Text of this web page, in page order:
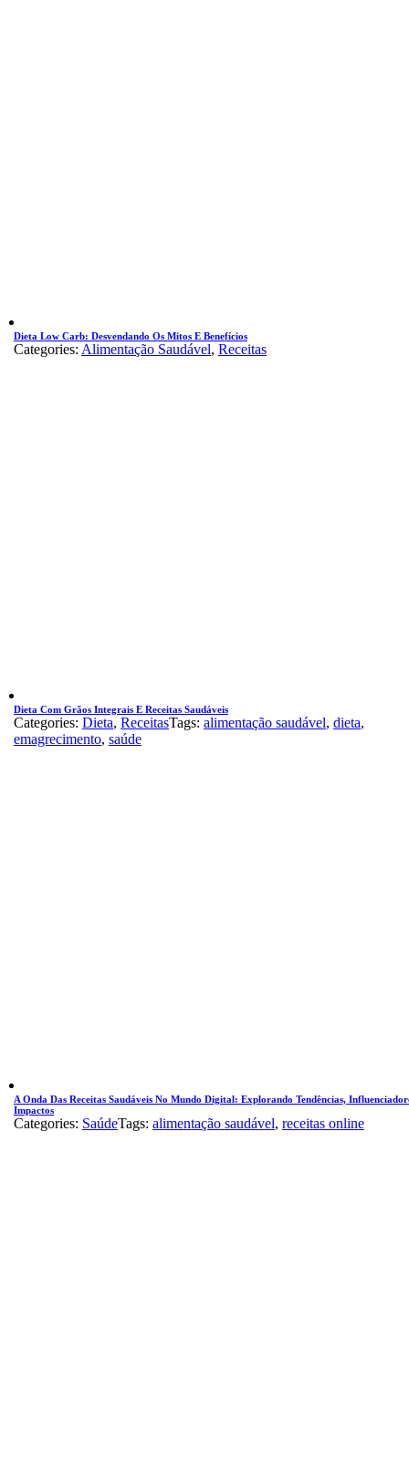
Dieta Low Carb: Desvendando Os Mitos E Benefícios
Categories: Alimentação Saudável, Receitas
Dieta Com Grãos Integrais E Receitas Saudáveis
Categories: Dieta, ReceitasTags: alimentação saudável, dieta,
emagrecimento, saúde
A Onda Das Receitas Saudáveis No Mundo Digital: Explorando Tendências,
Impactos
Categories: SaúdeTags: alimentação saudável, receitas online